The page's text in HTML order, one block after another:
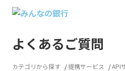
よくあるご質問
カテゴリから探す 提携サービス API